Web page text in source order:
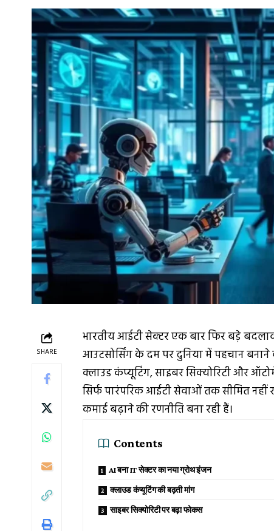
SHARE
भारतीय आईटी सेक्टर एक बार फिर बड़े
आउटसोर्सिंग के दम पर दुनिया में पहचान
क्लाउड कंप्यूटिंग, साइबर सिक्योरिटी और
सिर्फ पारंपरिक आईटी सेवाओं तक सीमित नहीं
कमाई बढ़ाने की रणनीति बना रही हैं।
Contents
AI बना IT सेक्टर का नया ग्रोथ इंजन
क्लाउड कंप्यूटिंग की बढ़ती मांग
साइबर सिक्योरिटी पर बढ़ा फोकस